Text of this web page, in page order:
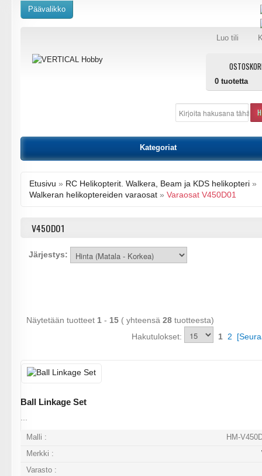
Luo tili
0 tuotetta
Päävalikko
Kategoriat
Etusivu » RC Helikopterit. Walkera, Beam ja KDS helikopteri »
Walkeran helikoptereiden varaosat » Varaosat V450D01
V450D01
Järjestys:
Näytetään tuotteet 1 - 15 ( yhteensä 28 tuotteesta)
Hakutulokset:
1 2
Ball Linkage Set
...
Malli :
HM-
Merkki :
Varasto :